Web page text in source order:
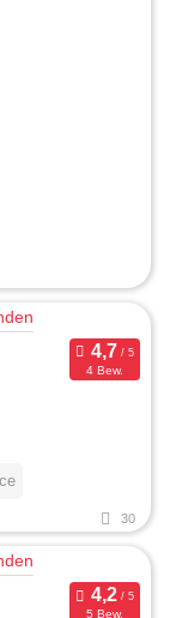
4 Bew.
30
5 Bew.